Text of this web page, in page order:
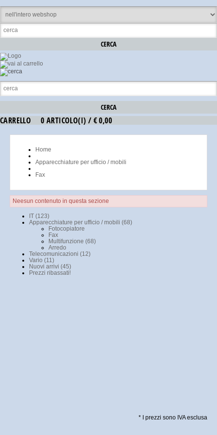
CARRELLO 0 ARTICOLO(I) / € 0,00
Home
Apparecchiature per ufficio / mobili
Fax
Neesun contenuto in questa sezione
IT (123)
Apparecchiature per ufficio / mobili (68)
Fotocopiatore
Fax
Multifunzione (68)
Arredo
Telecomunicazioni (12)
Vario (11)
Nuovi arrivi (45)
Prezzi ribassati!
* I prezzi sono IVA esclusa